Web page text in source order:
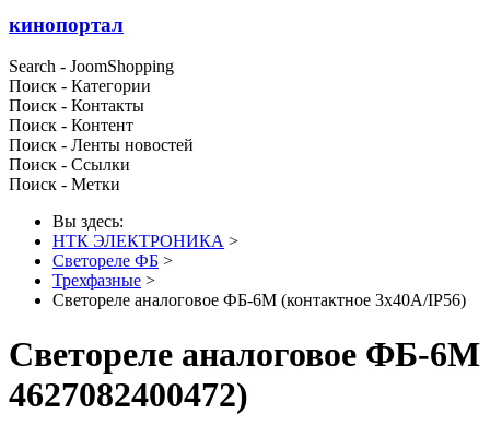
кинопортал
Search - JoomShopping
Поиск - Категории
Поиск - Контакты
Поиск - Контент
Поиск - Ленты новостей
Поиск - Ссылки
Поиск - Метки
Вы здесь:
НТК ЭЛЕКТРОНИКА >
Светореле ФБ >
Трехфазные >
Светореле аналоговое ФБ-6М (контактное 3х40А/IP56)
Светореле аналоговое ФБ-
4627082400472)